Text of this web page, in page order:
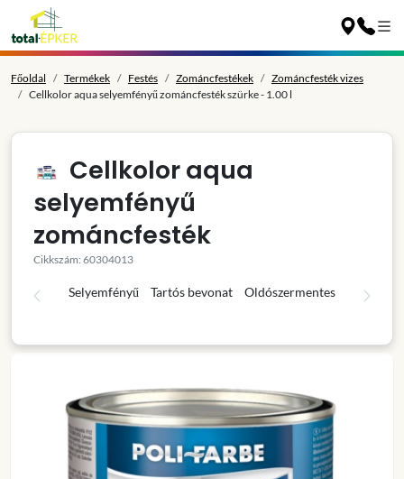
Főoldal Termékek Festés Zománcfestékek
Zománcfesték vizes
Cellkolor aqua selyemfényű zománcfesték szürke - 1.00 l
Cellkolor aqua
selyemfényű
zománcfesték
Cikkszám: 60304013
Selyemfényű Tartós bevonat Oldószermentes